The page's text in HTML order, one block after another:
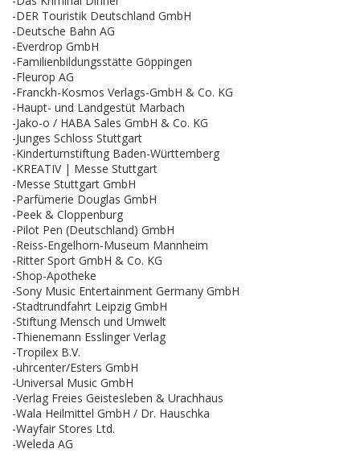
-DER Touristik Deutschland GmbH
-Deutsche Bahn AG
-Everdrop GmbH
-Familienbildungsstätte Göppingen
-Fleurop AG
-Franckh-Kosmos Verlags-GmbH & Co. KG
-Haupt- und Landgestüt Marbach
-Jako-o / HABA Sales GmbH & Co. KG
-Junges Schloss Stuttgart
-Kinderturnstiftung Baden-Württemberg
-KREATIV | Messe Stuttgart
-Messe Stuttgart GmbH
-Parfümerie Douglas GmbH
-Peek & Cloppenburg
-Pilot Pen (Deutschland) GmbH
-Reiss-Engelhorn-Museum Mannheim
-Ritter Sport GmbH & Co. KG
-Shop-Apotheke
-Sony Music Entertainment Germany GmbH
-Stadtrundfahrt Leipzig GmbH
-Stiftung Mensch und Umwelt
-Thienemann Esslinger Verlag
-Tropilex B.V.
-uhrcenter/Esters GmbH
-Universal Music GmbH
-Verlag Freies Geistesleben & Urachhaus
-Wala Heilmittel GmbH / Dr. Hauschka
-Wayfair Stores Ltd.
-Weleda AG